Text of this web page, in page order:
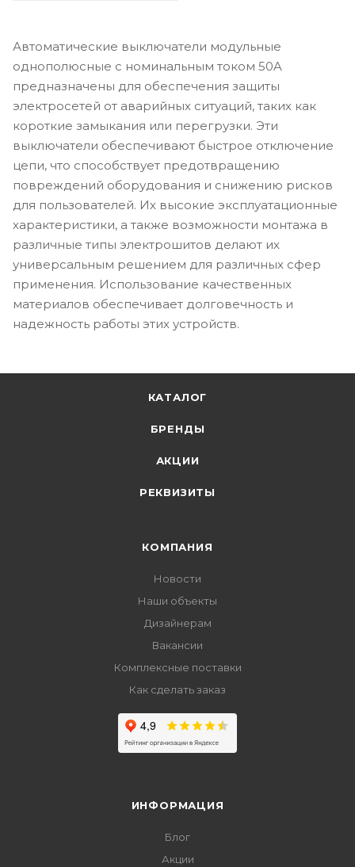
Автоматические выключатели модульные
однополюсные с номинальным током 50A
предназначены для обеспечения защиты
электросетей от аварийных ситуаций, таких как
короткие замыкания или перегрузки. Эти
выключатели обеспечивают быстрое отключение
цепи, что способствует предотвращению
повреждений оборудования и снижению рисков
для пользователей. Их высокие эксплуатационные
характеристики, а также возможности монтажа в
различные типы электрошитов делают их
универсальным решением для различных сфер
применения. Использование качественных
материалов обеспечивает долговечность и
надежность работы этих устройств.
КАТАЛОГ
БРЕНДЫ
АКЦИИ
РЕКВИЗИТЫ
КОМПАНИЯ
Новости
Наши объекты
Дизайнерам
Вакансии
Комплексные поставки
Как сделать заказ
ИНФОРМАЦИЯ
Блог
Акции